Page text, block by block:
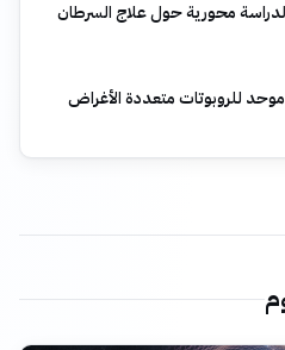
محورية حول علاج السرطان
للروبوتات متعددة الأغراض